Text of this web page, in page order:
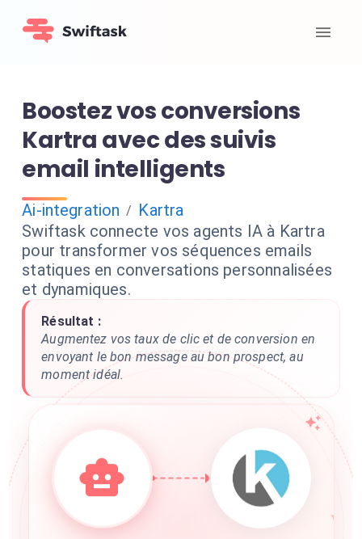
Boostez vos conversions
Kartra avec des suivis
email intelligents
Ai-integration / Kartra
Swiftask connecte vos agents IA à Kartra
pour transformer vos séquences emails
statiques en conversations personnalisées
et dynamiques.
Résultat :
Augmentez vos taux de clic et de conversion en
envoyant le bon message au bon prospect, au
moment idéal.